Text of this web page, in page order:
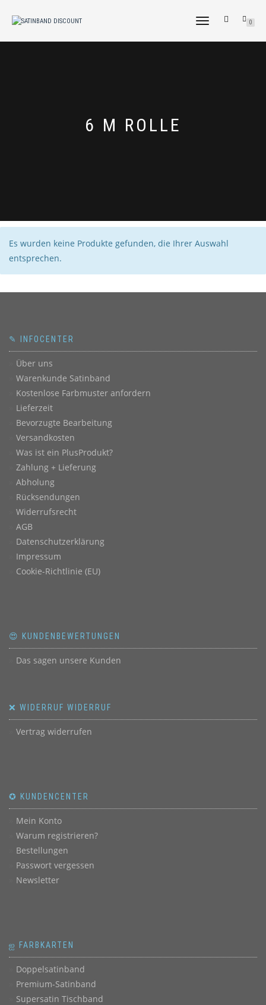
NAVIGATION
0
6 M ROLLE
Es wurden keine Produkte gefunden, die Ihrer Auswahl
entsprechen.
✎ INFOCENTER
Über uns
Warenkunde Satinband
Kostenlose Farbmuster anfordern
Lieferzeit
Bevorzugte Bearbeitung
Versandkosten
Was ist ein PlusProdukt?
Zahlung + Lieferung
Abholung
Rücksendungen
Widerrufsrecht
AGB
Datenschutzerklärung
Impressum
Cookie-Richtlinie (EU)
😍 KUNDENBEWERTUNGEN
Das sagen unsere Kunden
❌ WIDERRUF WIDERRUF
Vertrag widerrufen
✪ KUNDENCENTER
Mein Konto
Warum registrieren?
Bestellungen
Passwort vergessen
Newsletter
ஐ FARBKARTEN
Doppelsatinband
Premium-Satinband
Supersatin Tischband